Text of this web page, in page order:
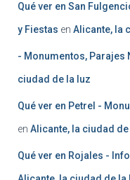
Qué ver en San
y Fiestas en Alicante, la
- Monumentos, Parajes
ciudad de la luz
Qué ver en Petrel -
en Alicante, la ciudad de
Qué ver en Rojales -